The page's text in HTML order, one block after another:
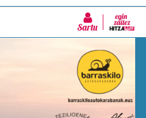
Sartu